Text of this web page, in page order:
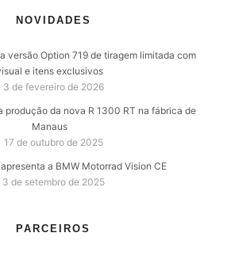
NOVIDADES
versão Option 719 de tiragem limitada com
e itens exclusivos
3 de fevereiro de 2026
produção da nova R 1300 RT na fábrica de
Manaus
17 de outubro de 2025
a BMW Motorrad Vision CE
3 de setembro de 2025
PARCEIROS